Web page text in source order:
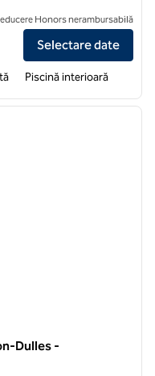
Dulles/Cascades
Honors nerambursabilă
Selectare date
Piscină interioară
Dulles -